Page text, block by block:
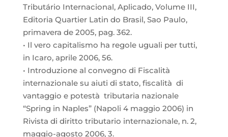
Tributário Internacional, Aplicado, Volume III,
Editoria Quartier Latin do Brasil, Sao Paulo,
primavera de 2005, pag. 362.
• Il vero capitalismo ha regole uguali per tutti,
in Icaro, aprile 2006, 56.
• Introduzione al convegno di Fiscalità
internazionale su aiuti di stato, fiscalità di
vantaggio e potestà tributaria nazionale
“Spring in Naples” (Napoli 4 maggio 2006) in
Rivista di diritto tributario internazionale, n. 2,
maggio-agosto 2006, 3.